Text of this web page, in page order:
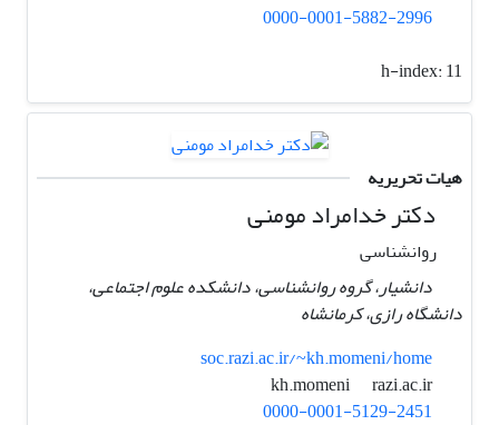
0000-0001-5882-2996
h-index:11
هیات تحریریه
دکتر خدامراد مومنی
روانشناسی
دانشیار، گروه روانشناسی، دانشکده علوم اجتماعی،
دانشگاه رازی، کرمانشاه
soc.razi.ac.ir/~kh.momeni/home
kh.momeni
razi.ac.ir
0000-0001-5129-2451